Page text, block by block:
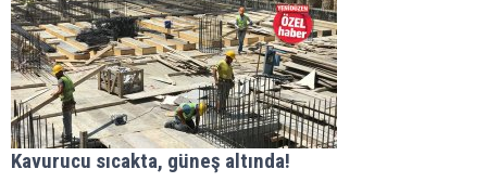
Kavurucu sıcakta, güneş altında!